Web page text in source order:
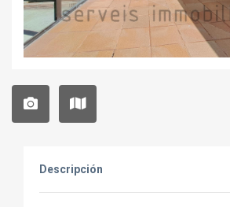
Descripción